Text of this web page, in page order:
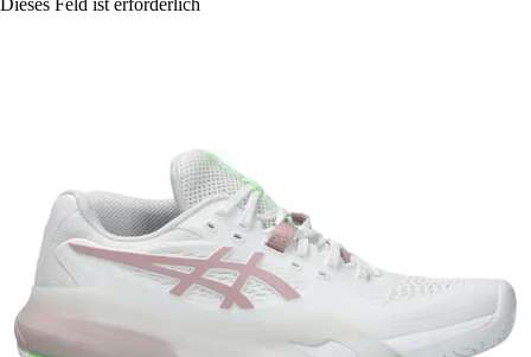
Dieses Feld ist erforderlich